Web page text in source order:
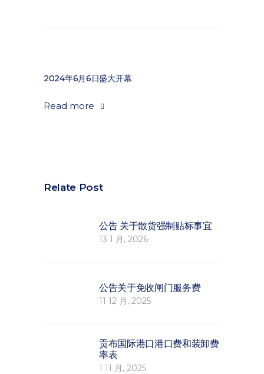
2024年6月6日盛大开幕
Read more
Relate Post
公告 关于散货强制贴标事宜
13 1 月, 2026
公告关于免收闸门服务费
11 12 月, 2025
贡布国际港口港口费和装卸费
率表
1 11 月, 2025